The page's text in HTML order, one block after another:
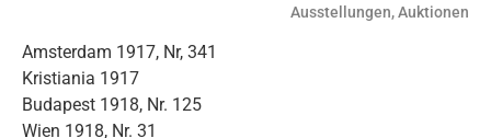
Ausstellungen, Auktionen
Amsterdam 1917, Nr, 341
Kristiania 1917
Budapest 1918, Nr. 125
Wien 1918, Nr. 31